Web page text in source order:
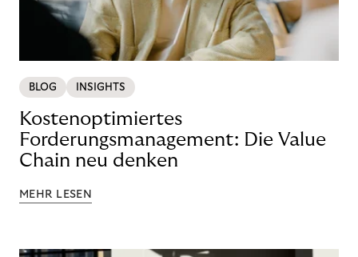
BLOG INSIGHTS
Kostenoptimiertes
Forderungsmanagement: Die Value
Chain neu denken
MEHR LESEN